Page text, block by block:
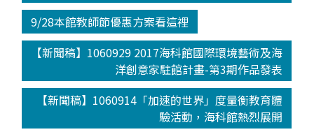
9/28本館教師節優惠方案看這裡
【新聞稿】1060929 2017海科館國際環境藝術及海
洋創意家駐館計畫-第3期作品發表
【新聞稿】1060914「加速的世界」度量衡教育體
驗活動，海科館熱烈展開